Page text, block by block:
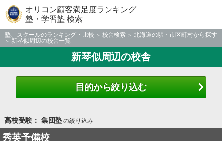
オリコン顧客満足度ランキング
塾・学習塾 検索
塾、スクールのランキング・比較 校舎検索
北海道の駅・市区町村から探す
新琴似周辺の校舎一覧
新琴似周辺の校舎
目的から絞り込む
高校受験： 集団塾の絞り込み
秀英予備校